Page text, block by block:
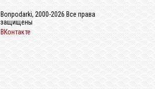
Bonpodarki, 2000-2026 Все права
защищены
ВКонтакте